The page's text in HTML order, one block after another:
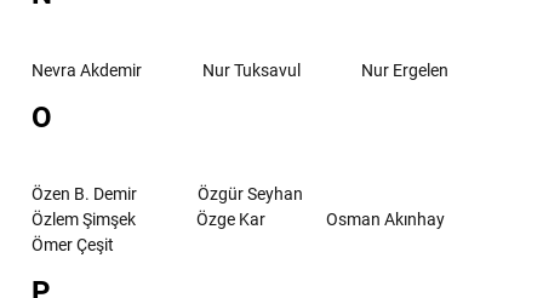
Nevra Akdemir Nur Tuksavul Nur Ergelen
O
Özen B. Demir
Özgür Seyhan
Özlem Şimşek
Özge Kar
Osman Akınhay
Ömer Çeşit